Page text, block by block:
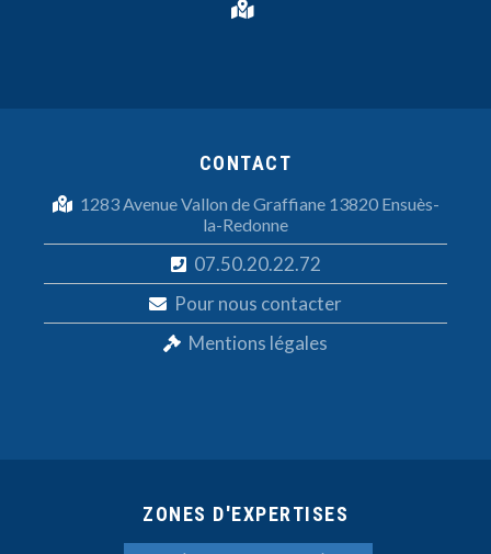
CONTACT
1283 Avenue Vallon de Graffiane 13820 Ensuès-
la-Redonne
07.50.20.22.72
Pour nous contacter
Mentions légales
ZONES D'EXPERTISES